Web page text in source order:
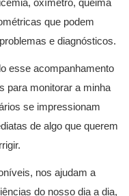
oxímetro, queima
que podem
e diagnósticos.
esse acompanhamento
para monitorar a minha
se impressionam
de algo que querem
nos ajudam a
do nosso dia a dia,